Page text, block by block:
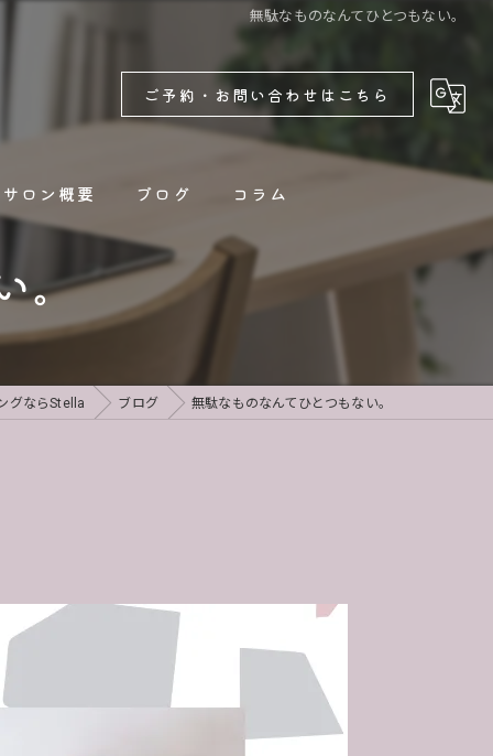
無駄なものなんてひとつもない。
ご予約・お問い合わせはこちら
サロン概要 ブログ
新着情報
コラム
。
グならStella ブログ 無駄なものなんてひとつもない。